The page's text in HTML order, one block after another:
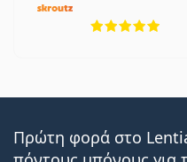
Πρώτη φορά στο